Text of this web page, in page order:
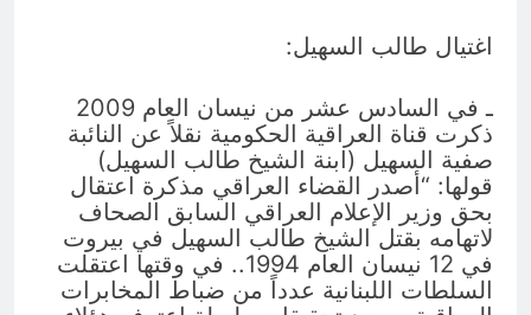
اغتيال طالب السهيل:
ـ في السادس عشر من نيسان العام 2009
ذكرت قناة العراقية الحكومية نقلاً عن النائبة
صفية السهيل (ابنة الشيخ طالب السهيل)
قولها: “أصدر القضاء العراقي مذكرة اعتقال
بحق وزير الإعلام العراقي السابق الصحاف
لاتهامه بقتل الشيخ طالب السهيل في بيروت
في 12 نيسان العام 1994.. في وقتها اعتقلت
السلطات اللبنانية عدداً من ضباط المخابرات